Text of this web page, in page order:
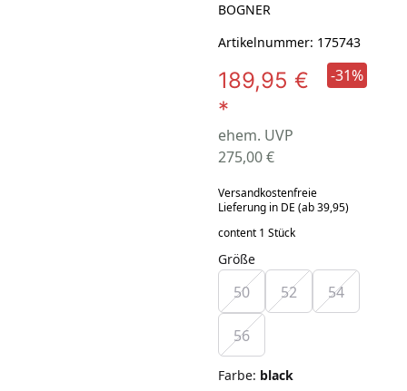
BOGNER
Artikelnummer: 175743
189,95 €
*
ehem. UVP
275,00 €
-31%
Versandkostenfreie
Lieferung in DE (ab 39,95)
content 1 Stück
Größe
50 52 54
56
Farbe: black